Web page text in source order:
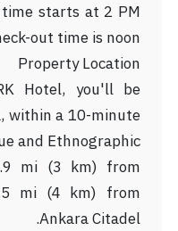
starts at 2 PM
out time is noon
Property Location
Hotel, you'll be
within a 10-minute
and Ethnographic
mi (3 km) from
mi (4 km) from
Ankara Citadel.